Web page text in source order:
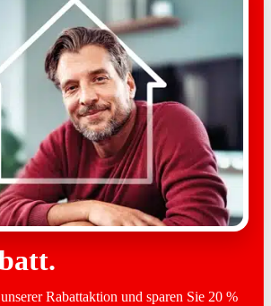
Rabattaktion und sparen Sie 20 %